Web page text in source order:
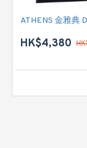
HK$4,380